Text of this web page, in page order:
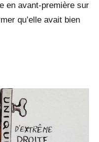
en avant-première sur
qu’elle avait bien